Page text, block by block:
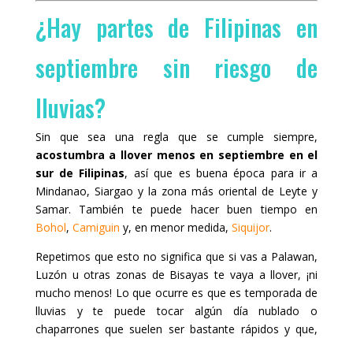
¿Hay partes de Filipinas en
septiembre sin riesgo de
lluvias?
Sin que sea una regla que se cumple siempre,
acostumbra a llover menos en septiembre en el
sur de Filipinas, así que es buena época para ir a
Mindanao, Siargao y la zona más oriental de Leyte y
Samar. También te puede hacer buen tiempo en
Bohol, Camiguin y, en menor medida, Siquijor.
Repetimos que esto no significa que si vas a Palawan,
Luzón u otras zonas de Bisayas te vaya a llover, ¡ni
mucho menos! Lo que ocurre es que es temporada de
lluvias y te puede tocar algún día nublado o
chaparrones que suelen ser bastante rápidos y que,